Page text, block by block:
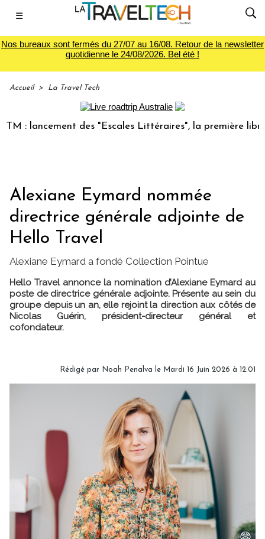
☰
Nos bureaux sont fermés du 27/07 au 16/08. Retour de la newsletter
quotidienne le 24/08/2026. Bel été !
Accueil > La Travel Tech
lancement des "Escales Littéraires", la première librairie
Alexiane Eymard nommée
directrice générale adjointe de
Hello Travel
Alexiane Eymard a fondé Collection Pointue
Hello Travel annonce la nomination d’Alexiane Eymard au
poste de directrice générale adjointe. Présente au sein du
groupe depuis un an, elle rejoint la direction aux côtés de
Nicolas Guérin, président-directeur général et
cofondateur.
Rédigé par Noah Penalva le Mardi 16 Juin 2026 à 12:01